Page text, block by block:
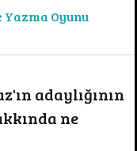
Oyunu
adaylığının
ne